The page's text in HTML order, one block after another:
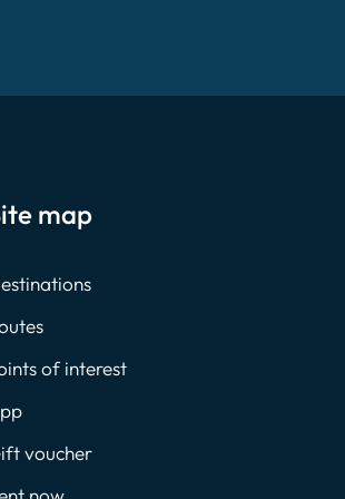
map
of interest
voucher